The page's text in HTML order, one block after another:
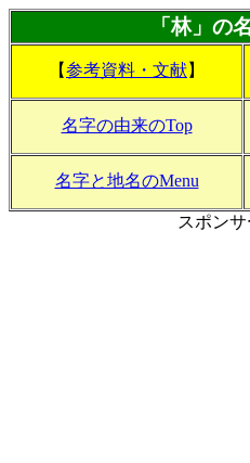
「林」の
【参考資料・文献】
名字の由来のTop
名字と地名のMenu
スポン